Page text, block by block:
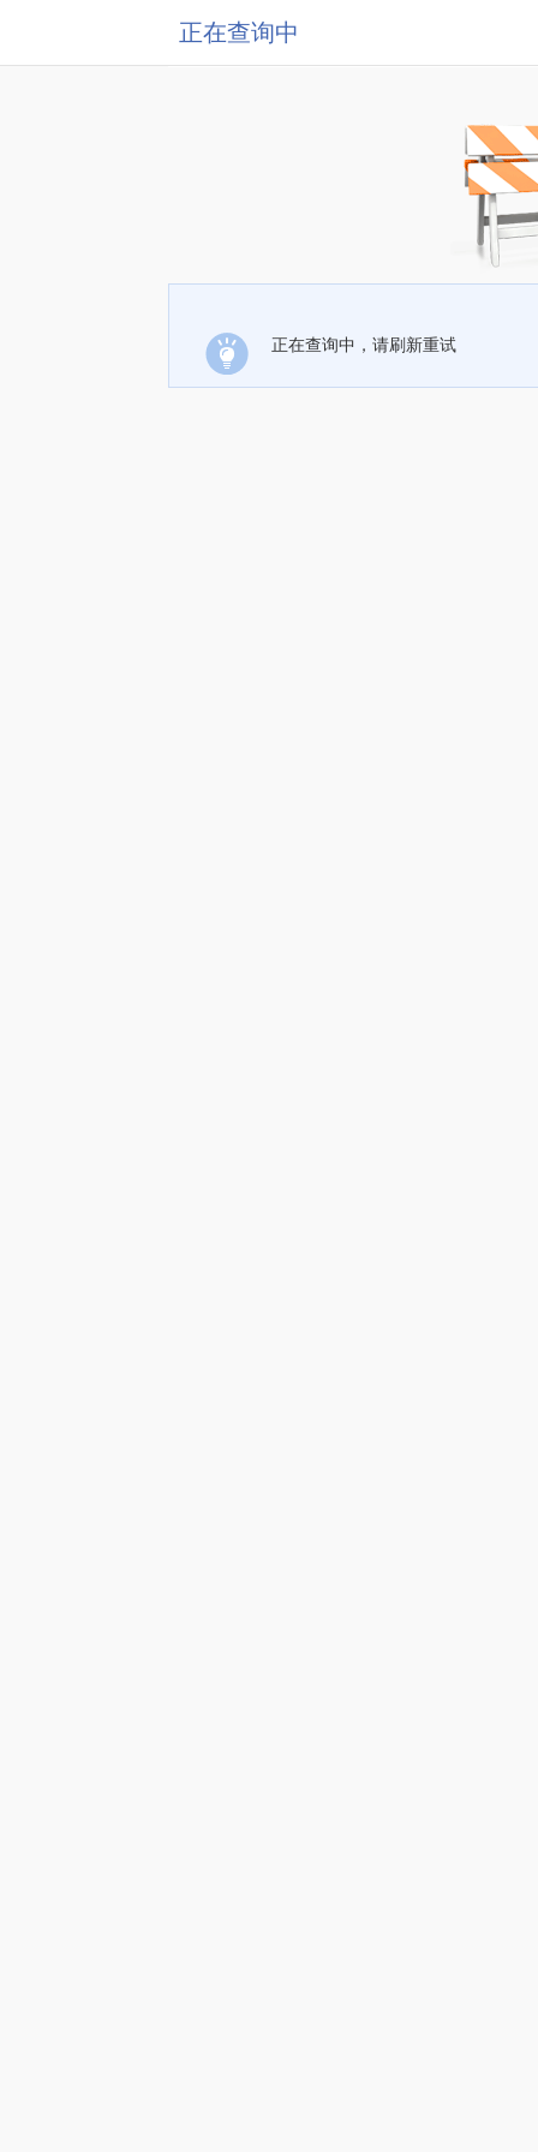
正在查询中
正在查询中，请刷新重试